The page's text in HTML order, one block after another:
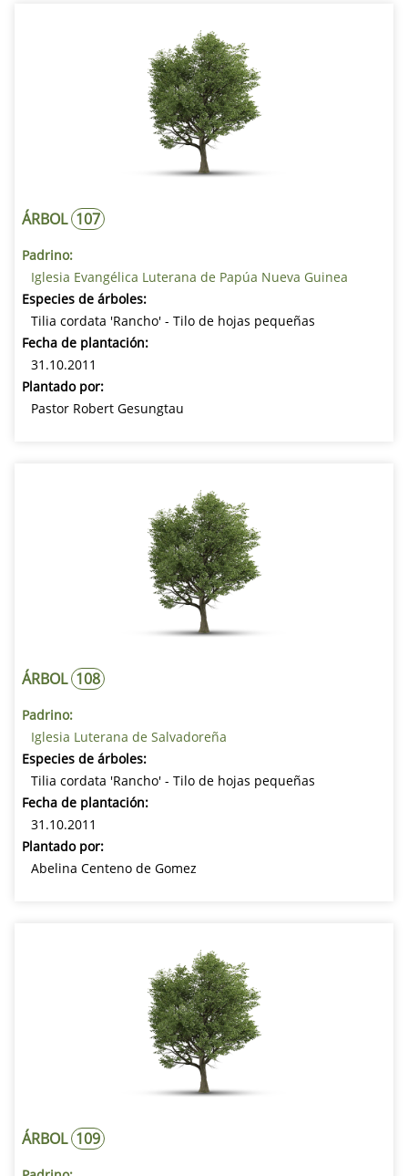
ÁRBOL 107
Padrino:
Iglesia Evangélica Luterana de Papúa Nueva Guinea
Especies de árboles:
Tilia cordata 'Rancho' - Tilo de hojas pequeñas
Fecha de plantación:
31.10.2011
Plantado por:
Pastor Robert Gesungtau
ÁRBOL 108
Padrino:
Iglesia Luterana de Salvadoreña
Especies de árboles:
Tilia cordata 'Rancho' - Tilo de hojas pequeñas
Fecha de plantación:
31.10.2011
Plantado por:
Abelina Centeno de Gomez
ÁRBOL 109